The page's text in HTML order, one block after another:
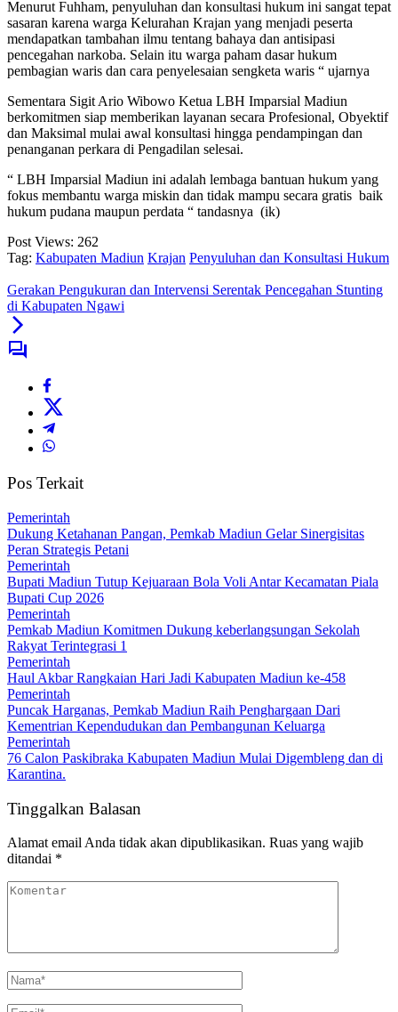
Menurut Fuhham, penyuluhan dan konsultasi hukum ini sangat tepat
sasaran karena warga Kelurahan Krajan yang menjadi peserta
mendapatkan tambahan ilmu tentang bahaya dan antisipasi
pencegahan narkoba. Selain itu warga paham dasar hukum
pembagian waris dan cara penyelesaian sengketa waris “ ujarnya
Sementara Sigit Ario Wibowo Ketua LBH Imparsial Madiun
berkomitmen siap memberikan layanan secara Profesional, Obyektif
dan Maksimal mulai awal konsultasi hingga pendampingan dan
penanganan perkara di Pengadilan selesai.
“ LBH Imparsial Madiun ini adalah lembaga bantuan hukum yang
fokus membantu warga miskin dan tidak mampu secara gratis baik
hukum pudana maupun perdata “ tandasnya (ik)
Post Views: 262
Tag: Kabupaten Madiun Krajan Penyuluhan dan Konsultasi Hukum
Gerakan Pengukuran dan Intervensi Serentak Pencegahan Stunting
di Kabupaten Ngawi
Pos Terkait
Pemerintah
Dukung Ketahanan Pangan, Pemkab Madiun Gelar Sinergisitas
Peran Strategis Petani
Pemerintah
Bupati Madiun Tutup Kejuaraan Bola Voli Antar Kecamatan Piala
Bupati Cup 2026
Pemerintah
Pemkab Madiun Komitmen Dukung keberlangsungan Sekolah
Rakyat Terintegrasi 1
Pemerintah
Haul Akbar Rangkaian Hari Jadi Kabupaten Madiun ke-458
Pemerintah
Puncak Harganas, Pemkab Madiun Raih Penghargaan Dari
Kementrian Kependudukan dan Pembangunan Keluarga
Pemerintah
76 Calon Paskibraka Kabupaten Madiun Mulai Digembleng dan di
Karantina.
Tinggalkan Balasan
Alamat email Anda tidak akan dipublikasikan. Ruas yang wajib
ditandai *